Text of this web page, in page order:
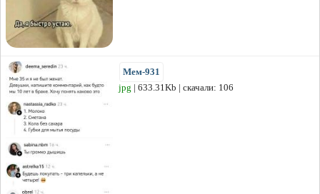
Мем-931
jpg | 633.31Kb | скачали: 106